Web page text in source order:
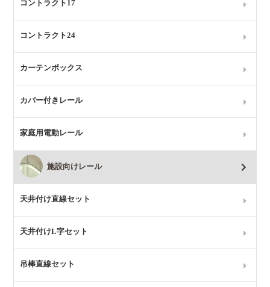
コントラクト17
コントラクト24
カーテンボックス
カバー付きレール
家庭用電動レール
施設向けレール
天井付け直線セット
天井付けL字セット
吊棒直線セット